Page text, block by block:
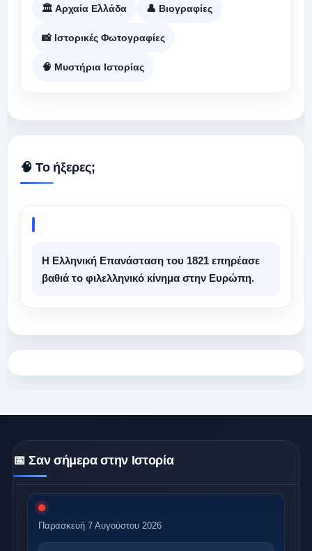
🏛️ Αρχαία Ελλάδα 👤 Βιογραφίες
📸 Ιστορικές Φωτογραφίες
🧠 Μυστήρια Ιστορίας
🧠 Το ήξερες;
Η Ελληνική Επανάσταση του 1821 επηρέασε
βαθιά το φιλελληνικό κίνημα στην Ευρώπη.
📅 Σαν σήμερα στην Ιστορία
Παρασκευή 7 Αυγούστου 2026